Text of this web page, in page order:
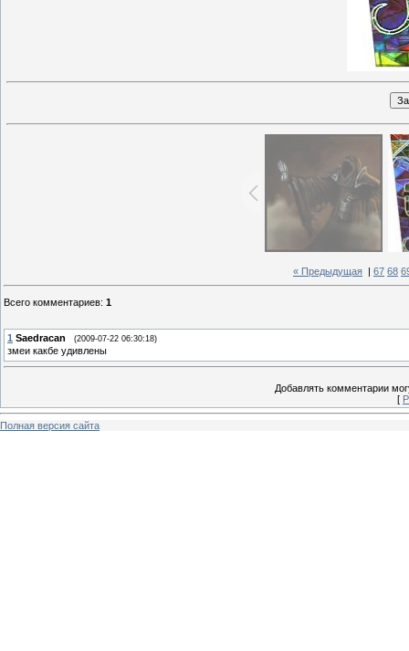
« Предыдущая 67 68
Всего комментариев: 1
1 Saedracan (2009-07-22 06:30:18)
змеи какбе удивлены
Добавлять комментарии
[
Полная версия сайта